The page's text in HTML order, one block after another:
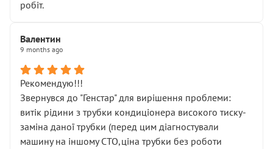
робіт.
Валентин
9 months ago
Рекомендую!!!
Звернувся до "Генстар" для вирішення проблеми:
витік рідини з трубки кондиціонера високого тиску-
заміна даної трубки (перед цим діагностували
машину на іншому СТО,ціна трубки без роботи